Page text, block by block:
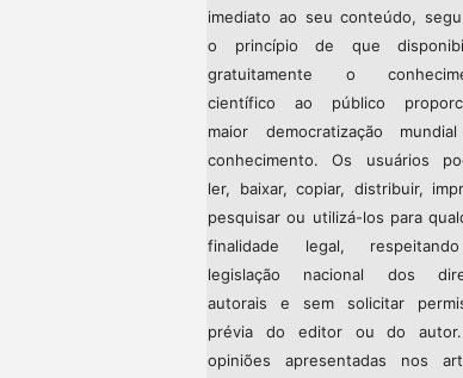
imediato ao seu conteúdo,
o princípio de que
gratuitamente o
científico ao público
maior democratização
conhecimento. Os usuários
ler, baixar, copiar, distribuir,
pesquisar ou utilizá-los para
finalidade legal,
legislação nacional dos
autorais e sem solicitar
prévia do editor ou do
opiniões apresentadas nos